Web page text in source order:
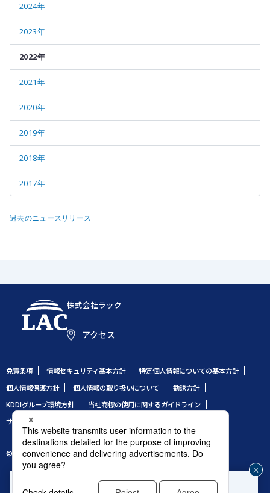
企業や組織のセキュリティ事故発生時はこちら
2024年
2023年
2022年
2021年
2020年
2019年
2018年
2017年
過去のニュースリリース
株式会社ラック
アクセス
免責条項 情報セキュリティ基本方針
特定個人情報についての基本方針
個人情報保護方針
個人情報の取り扱いについて
勧誘方針
KDDIグループ環境方針
当社商標の使用に関するガイドライン
サイトのご利用条件
© 1995 LAC Co., Ltd.